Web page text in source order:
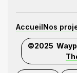
AccueilNos
©2025